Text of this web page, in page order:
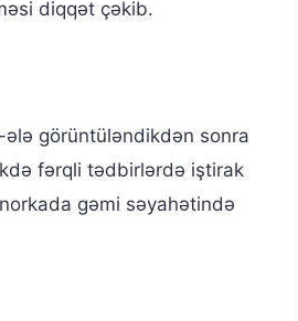
diqqət çəkib.
görüntüləndikdən sonra
fərqli tədbirlərdə iştirak
gəmi səyahətində